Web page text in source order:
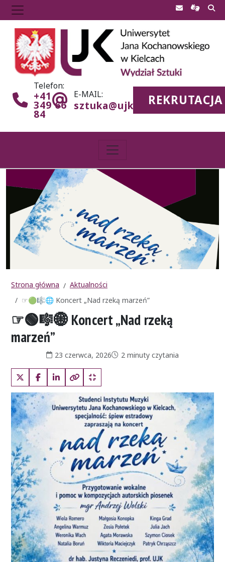
Telefon:
+41
349 66
84
E-MAIL:
sztuka@ujk.edu.plREKRUTACJA
Strona główna
Aktualności
☞🟢🎼🌐 Koncert „Nad rzeką marzeń”
☞🟢🎼🌐 Koncert „Nad rzeką
marzeń”
Data publikacji:
23 czerwca, 2026Czas czytania:
2 minuty czytania
X (Twitter)FacebookLinkedInKopiuj pełny link
Kopiuj krótki link